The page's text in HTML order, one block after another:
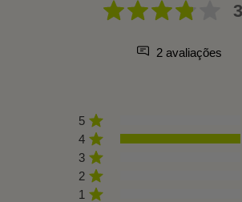
2 avaliações
5
4
3
2
1